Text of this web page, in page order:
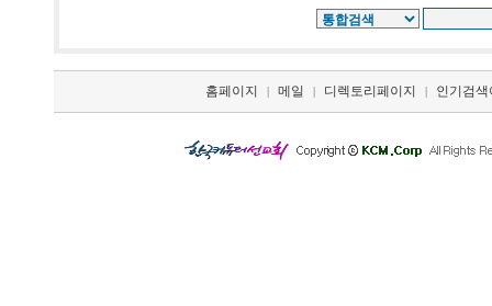
홈페이지 | 메일 | 디렉토리페이지 | 인기검색